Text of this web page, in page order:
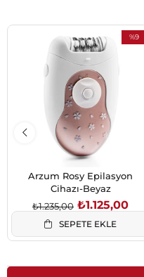
%9
Arzum Rosy Epilasyon
Cihazı-Beyaz
₺1.125,00
₺1.235,00
SEPETE EKLE